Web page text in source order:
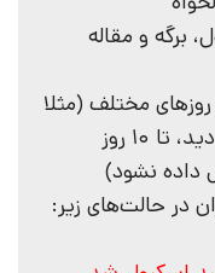
برگه و مقاله
مختلف (مثلا
تعریف می‌کنید اگر کاربر پاپ‌آپ را دید، تا 10 روز
نشود)
در حالت‌های زیر: